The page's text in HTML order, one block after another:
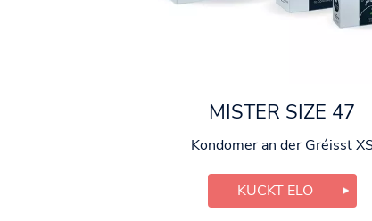
MISTER SIZE 47
Kondomer an der Gréisst
KUCKT ELO